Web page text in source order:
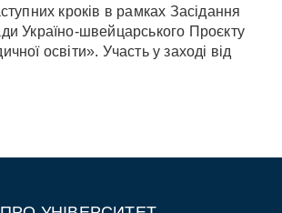
кроків в рамках Засідання
Україно-швейцарського Проєкту
освіти». Участь у заході від